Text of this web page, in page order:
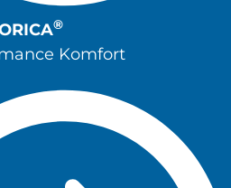
®
Komfort